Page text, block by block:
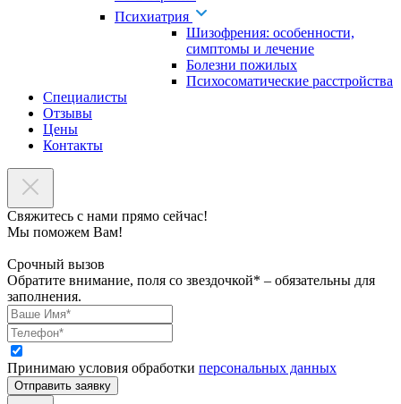
Психиатрия
Шизофрения: особенности,
симптомы и лечение
Болезни пожилых
Психосоматические расстройства
Специалисты
Отзывы
Цены
Контакты
Свяжитесь с нами прямо сейчас!
Мы поможем Вам!
Срочный вызов
Обратите внимание, поля со звездочкой* – обязательны для
заполнения.
Принимаю условия обработки персональных данных
Отправить заявку